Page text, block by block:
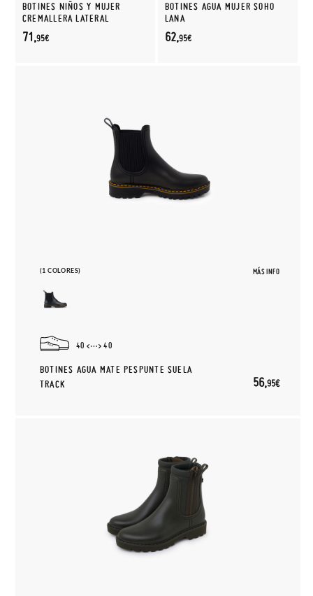
BOTINES NIÑOS Y MUJER
CREMALLERA LATERAL
71,95€
BOTINES AGUA MUJER SOHO
LANA
62,95€
(1 COLORES) MÁS INFO
40 40
BOTINES AGUA MATE PESPUNTE SUELA
TRACK
56,95€